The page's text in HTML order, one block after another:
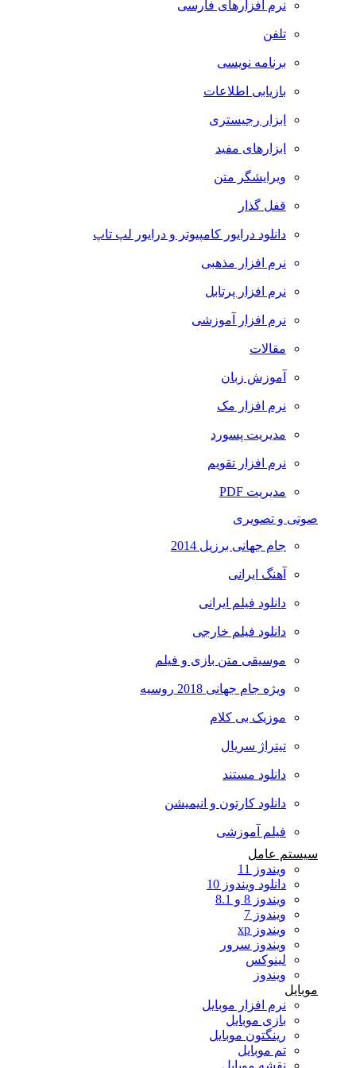
نرم افزارهای فارسی
تلفن
برنامه نویسی
بازیابی اطلاعات
ابزار رجیستری
ابزارهای مفید
ویرایشگر متن
قفل گذار
دانلود درایور کامپیوتر و درایور لپ تاپ
نرم افزار مذهبی
نرم افزار پرتابل
نرم افزار آموزشی
مقالات
آموزش زبان
نرم افزار مک
مدیریت پسورد
نرم افزار تقویم
مدیریت PDF
صوتی و تصویری
جام جهانی برزیل 2014
آهنگ ایرانی
دانلود فیلم ایرانی
دانلود فیلم خارجی
موسیقی متن بازی و فیلم
ویژه جام جهانی 2018 روسیه
موزیک بی کلام
تیتراژ سریال
دانلود مستند
دانلود کارتون و انیمیشن
فیلم آموزشی
سیستم عامل
ویندوز 11
دانلود ویندوز 10
ویندوز 8 و 8.1
ویندوز 7
ویندوز xp
ویندوز سرور
لینوکس
ویندوز
موبایل
نرم افزار موبایل
بازی موبایل
رینگتون موبایل
تم موبایل
نقشه موبایل